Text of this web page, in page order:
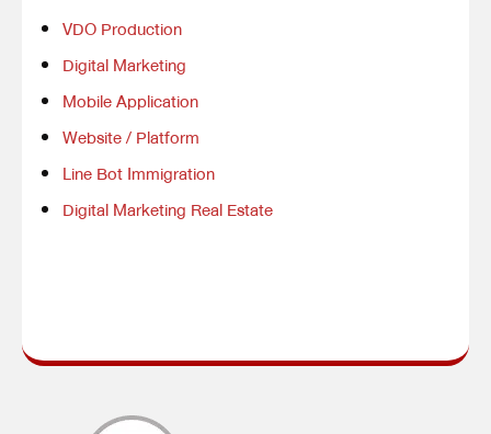
VDO Production
Digital Marketing
Mobile Application
Website / Platform
Line Bot Immigration
Digital Marketing Real Estate